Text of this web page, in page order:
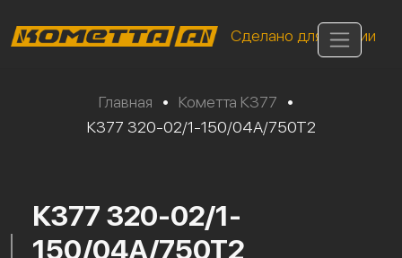
Сделано для России
Главная • Кометта К377
•
К377 320-02/1-150/04А/750Т2
К377 320-02/1-
150/04А/750Т2